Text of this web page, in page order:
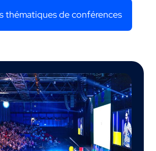
thématiques de conférences